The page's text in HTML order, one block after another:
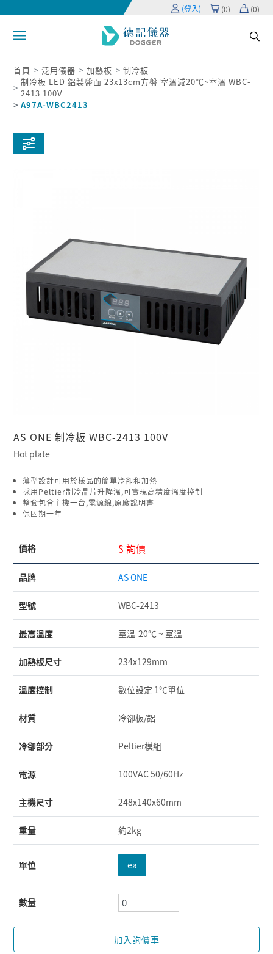
(登入) (0) (0)
首頁 泛用儀器 加熱板
制冷板
制冷板 LED 鋁製盤面 23x13cm方盤 室溫減20℃~室溫 WBC-
2413 100V
A97A-WBC2413
AS ONE 制冷板 WBC-2413 100V
Hot plate
薄型設計可用於樣品的簡單冷卻和加熱
採用Peltier制冷晶片升降溫,可實現高精度溫度控制
整套包含主機一台,電源線,原廠說明書
保固期一年
價格 $ 詢價
品牌 AS ONE
型號 WBC-2413
最高溫度 室溫-20℃ ~ 室溫
加熱板尺寸 234x129mm
溫度控制 數位設定 1℃單位
材質 冷卻板/鋁
冷卻部分 Peltier模組
電源 100VAC 50/60Hz
主機尺寸 248x140x60mm
重量 約2kg
單位 ea
數量
加入詢價車